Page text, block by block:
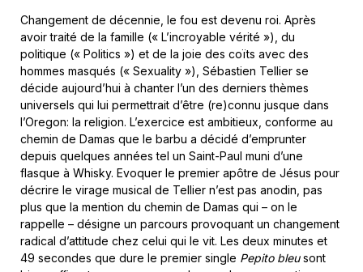
Changement de décennie, le fou est devenu roi. Après
avoir traité de la famille (« L’incroyable vérité »), du
politique (« Politics ») et de la joie des coïts avec des
hommes masqués (« Sexuality »), Sébastien Tellier se
décide aujourd’hui à chanter l’un des derniers thèmes
universels qui lui permettrait d’être (re)connu jusque dans
l’Oregon: la religion. L’exercice est ambitieux, conforme au
chemin de Damas que le barbu a décidé d’emprunter
depuis quelques années tel un Saint-Paul muni d’une
flasque à Whisky. Evoquer le premier apôtre de Jésus pour
décrire le virage musical de Tellier n’est pas anodin, pas
plus que la mention du chemin de Damas qui – on le
rappelle – désigne un parcours provoquant un changement
radical d’attitude chez celui qui le vit. Les deux minutes et
49 secondes que dure le premier single Pepito bleusont